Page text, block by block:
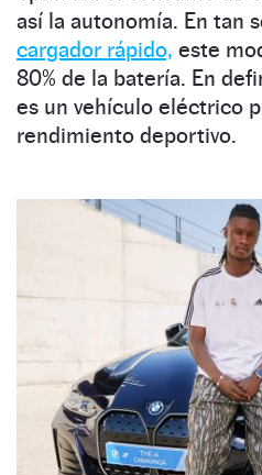
así la autonomía. En tan
cargador rápido, este
80% de la batería. En
es un vehículo eléctrico
rendimiento deportivo.